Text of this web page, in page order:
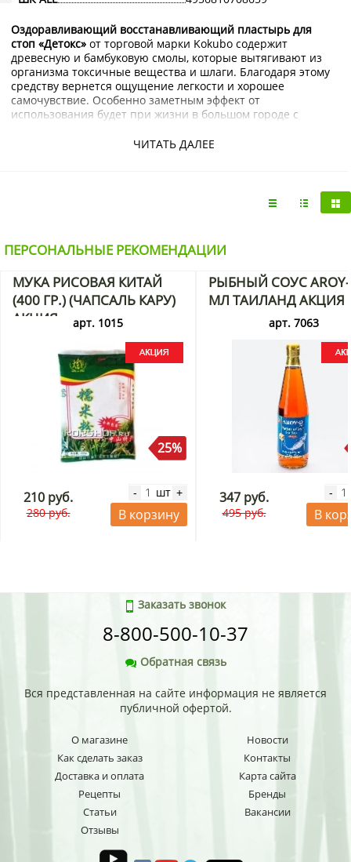
ЧИТАТЬ ДАЛЕЕ
Оздоравливающий восстанавливающий пластырь для
стоп «Детокс» от торговой марки Kokubo содержит
древесную и бамбуковую смолы, которые вытягивают из
организма токсичные вещества и шлаги. Благодаря этому
средству вернется ощущение легкости и хорошее
самочувствие. Особенно заметным эффект от
использования будет при жизни в большом городе с
Купить оздоравливающий восстанавливающий пластырь
ПЕРСОНАЛЬНЫЕ РЕКОМЕНДАЦИИ
МУКА РИСОВАЯ КИТАЙ
(400 ГР.) (ЧАПСАЛЬ КАРУ)
АКЦИЯ
арт. 1015
25%
210 руб.
280 руб.
- шт +
В корзину
РЫБНЫЙ СОУС AROY-
МЛ ТАИЛАНД АКЦИЯ
арт. 7063
347 руб.
495 руб.
-
В
Заказать звонок
8-800-500-10-37
Обратная связь
Вся представленная на сайте информация не является
публичной офертой.
О магазине
Как сделать заказ
Доставка и оплата
Рецепты
Статьи
Отзывы
Новости
Контакты
Карта сайта
Бренды
Вакансии